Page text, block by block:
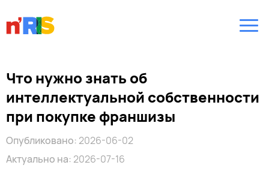
Что нужно знать об
интеллектуальной собственности
при покупке франшизы
Опубликовано: 2026-06-02
Актуально на: 2026-07-16